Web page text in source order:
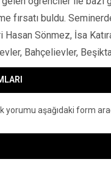
fırsatı buldu.
Sönmez, İsa
Bahçelievler,
yorumu aşağıdaki form